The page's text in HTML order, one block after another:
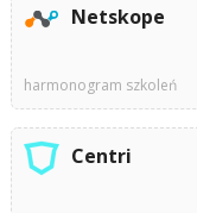
Netskope
harmonogram szkoleń
Centri